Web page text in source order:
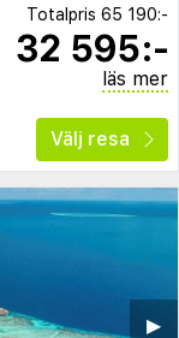
Totalpris 65 190:-
32 595:-
läs mer
Välj resa
▶︎